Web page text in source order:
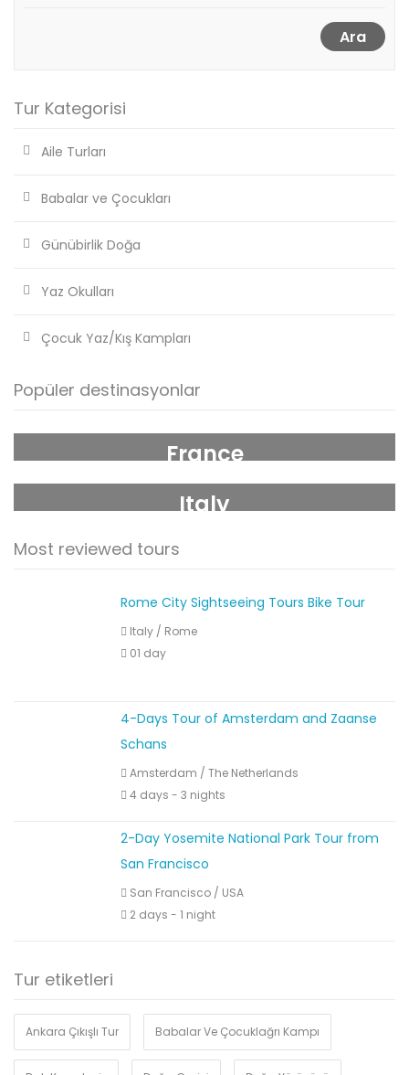
Ara
Tur Kategorisi
Aile Turları
Babalar ve Çocukları
Günübirlik Doğa
Yaz Okulları
Çocuk Yaz/Kış Kampları
Popüler destinasyonlar
France
Italy
Most reviewed tours
Rome City Sightseeing Tours Bike Tour
Italy / Rome
01 day
4-Days Tour of Amsterdam and Zaanse
Schans
Amsterdam / The Netherlands
4 days - 3 nights
2-Day Yosemite National Park Tour from
San Francisco
San Francisco / USA
2 days - 1 night
Tur etiketleri
Ankara Çıkışlı Tur Babalar Ve Çocuklağrı Kampı